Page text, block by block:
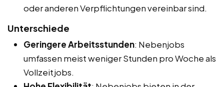
oder anderen Verpflichtungen vereinbar sind.
Unterschiede
Geringere Arbeitsstunden: Nebenjobs
umfassen meist weniger Stunden pro Woche als
Vollzeitjobs.